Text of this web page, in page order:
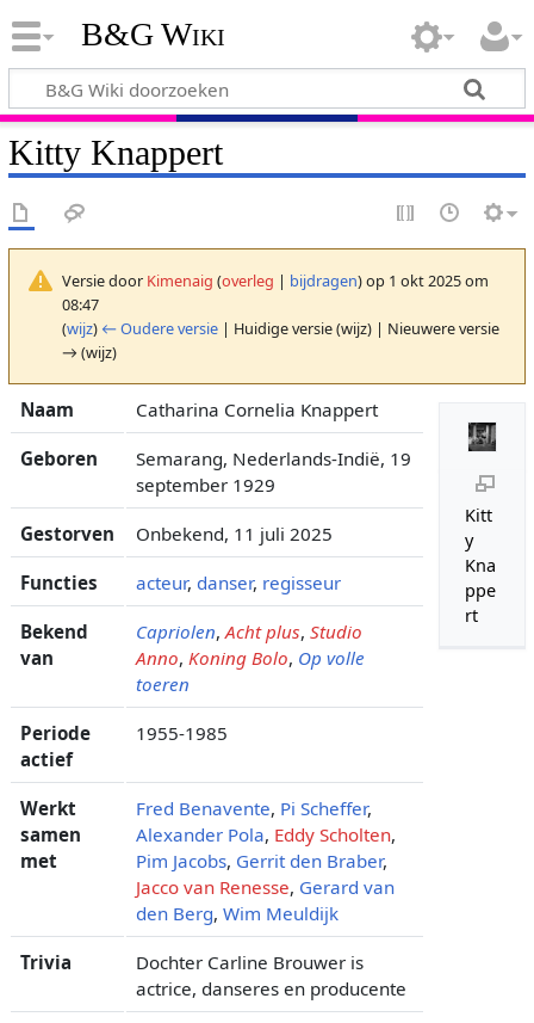
B&G Wiki
Kitty Knappert
Versie door Kimenaig (overleg | bijdragen)op 1 okt 2025 om
08:47
(wijz) ← Oudere versie| Huidige versie (wijz) | Nieuwere versie
→ (wijz)
Kitt
y
Kna
ppe
rt
Naam Catharina Cornelia Knappert
Geboren
Semarang, Nederlands-Indië, 19
september 1929
Gestorven Onbekend, 11 juli 2025
Functies acteur, danser, regisseur
Bekend
van
Capriolen, Acht plus, Studio
Anno, Koning Bolo, Op volle
toeren
Periode
actief
1955-1985
Werkt
samen
met
Fred Benavente, Pi Scheffer,
Alexander Pola, Eddy Scholten,
Pim Jacobs, Gerrit den Braber,
Jacco van Renesse, Gerard van
den Berg, Wim Meuldijk
Trivia
Dochter Carline Brouwer is
actrice, danseres en producente